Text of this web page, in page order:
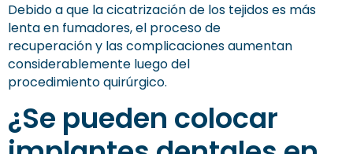
Debido a que la cicatrización de los tejidos es más
lenta en fumadores, el proceso de
recuperación y las complicaciones aumentan
considerablemente luego del
procedimiento quirúrgico.
¿Se pueden colocar